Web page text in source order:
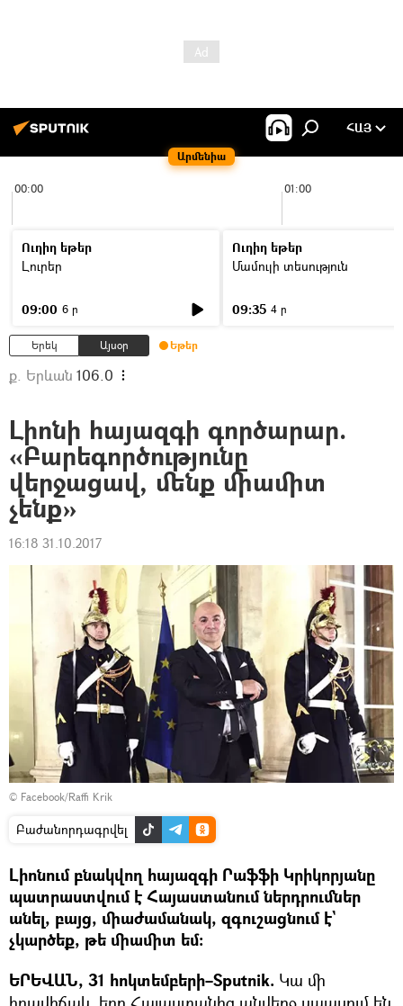
Արմենիա
ՀԱՅ
00:00 01:00
Ուղիղ եթեր
Լուրեր
09:00 6 ր
Ուղիղ եթեր
Մամուլի տեսություն
09:35 4 ր
Երեկ Այսօր Եթեր
ք. Երևան 106.0
Լիոնի հայազգի գործարար.
«Բարեգործությունը
վերջացավ, մենք միամիտ
չենք»
16:18 31.10.2017
© Facebook/Raffi Krik
Բաժանորդագրվել
Լիոնում բնակվող հայազգի Րաֆֆի Կրիկորյանը
պատրաստվում է Հայաստանում ներդրումներ
անել, բայց, միաժամանակ, զգուշացնում է`
չկարծեք, թե միամիտ եմ։
ԵՐԵՎԱՆ, 31 հոկտեմբերի–Sputnik. Կա մի